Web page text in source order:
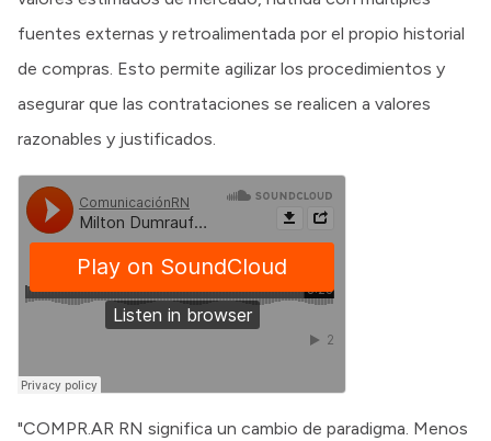
fuentes externas y retroalimentada por el propio historial
de compras. Esto permite agilizar los procedimientos y
asegurar que las contrataciones se realicen a valores
razonables y justificados.
"COMPR.AR RN significa un cambio de paradigma. Menos